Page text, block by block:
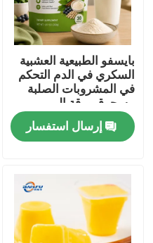
المنتجات
فيديوهات
بايسفو الطبيعية العشبية
السكري في الدم التحكم
في المشروبات الصلبة
مسحوق ورقة المربى
جذر كودزو الجينسنغ
جوجي التوت بذور كاسيا
لدعم الجلوكوز الصحية
إرسال استفسار